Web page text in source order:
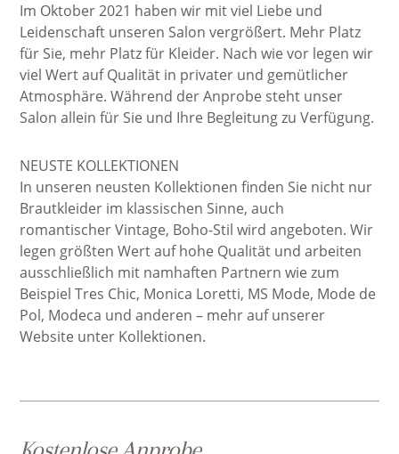
Im Oktober 2021 haben wir mit viel Liebe und
Leidenschaft unseren Salon vergrößert. Mehr Platz
für Sie, mehr Platz für Kleider. Nach wie vor legen wir
viel Wert auf Qualität in privater und gemütlicher
Atmosphäre. Während der Anprobe steht unser
Salon allein für Sie und Ihre Begleitung zu Verfügung.
NEUSTE KOLLEKTIONEN
In unseren neusten Kollektionen finden Sie nicht nur
Brautkleider im klassischen Sinne, auch
romantischer Vintage, Boho-Stil wird angeboten. Wir
legen größten Wert auf hohe Qualität und arbeiten
ausschließlich mit namhaften Partnern wie zum
Beispiel Tres Chic, Monica Loretti, MS Mode, Mode de
Pol, Modeca und anderen – mehr auf unserer
Website unter Kollektionen.